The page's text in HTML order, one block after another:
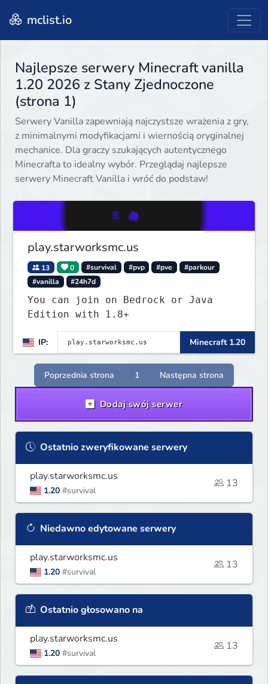
mclist.io
Najlepsze serwery Minecraft vanilla
1.20 2026 z Stany Zjednoczone
(strona 1)
Serwery Vanilla zapewniają najczystsze wrażenia z gry,
z minimalnymi modyfikacjami i wiernością oryginalnej
mechanice. Dla graczy szukających autentycznego
Minecrafta to idealny wybór. Przeglądaj najlepsze
serwery Minecraft Vanilla i wróć do podstaw!
play.starworksmc.us
13 0 #survival #pvp #pve
#parkour
#vanilla
#24h7d
You can join on Bedrock or Java
Edition with 1.8+
IP: Minecraft 1.20
Poprzednia strona 1 Następna strona
Dodaj swój serwer
Ostatnio zweryfikowane serwery
play.starworksmc.us
1.20 #survival
13
Niedawno edytowane serwery
play.starworksmc.us
1.20 #survival
13
Ostatnio głosowano na
play.starworksmc.us
1.20 #survival
13